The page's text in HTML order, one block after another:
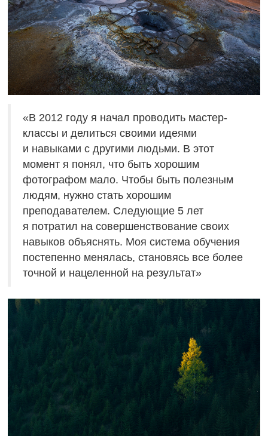
«В 2012 году я начал проводить мастер-
классы и делиться своими идеями
и навыками с другими людьми. В этот
момент я понял, что быть хорошим
фотографом мало. Чтобы быть полезным
людям, нужно стать хорошим
преподавателем. Следующие 5 лет
я потратил на совершенствование своих
навыков объяснять. Моя система обучения
постепенно менялась, становясь все более
точной и нацеленной на результат»